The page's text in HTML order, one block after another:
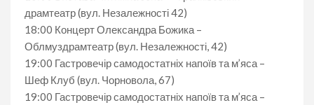
драмтеатр (вул. Незалежності 42)
18:00 Концерт Олександра Божика –
Облмуздрамтеатр (вул. Незалежності, 42)
19:00 Гастровечір самодостатніх напоїв та м’яса –
Шеф Клуб (вул. Чорновола, 67)
19:00 Гастровечір самодостатніх напоїв та м’яса –